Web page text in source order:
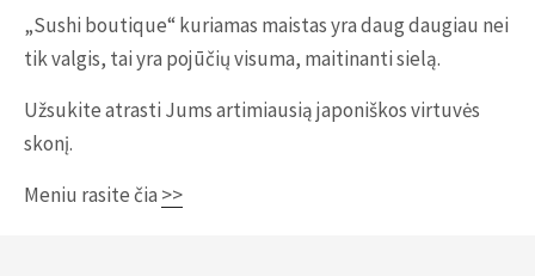
„Sushi boutique“ kuriamas maistas yra daug daugiau nei
tik valgis, tai yra pojūčių visuma, maitinanti sielą.
Užsukite atrasti Jums artimiausią japoniškos virtuvės
skonį.
Meniu rasite čia >>